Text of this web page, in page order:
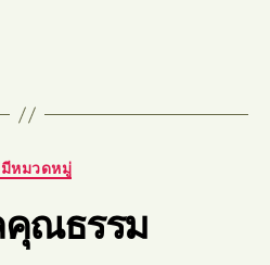
หมวดหมู่
คุณธรรม